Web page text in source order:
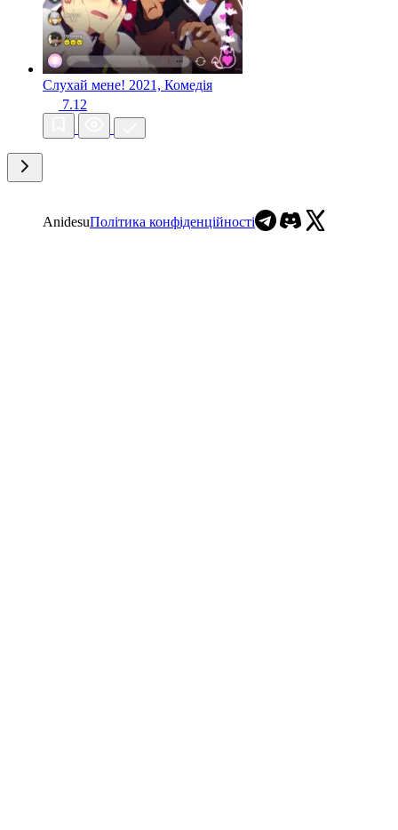
Слухай мене! 2021, Комедія
7.12
AnidesuПолітика конфіденційності